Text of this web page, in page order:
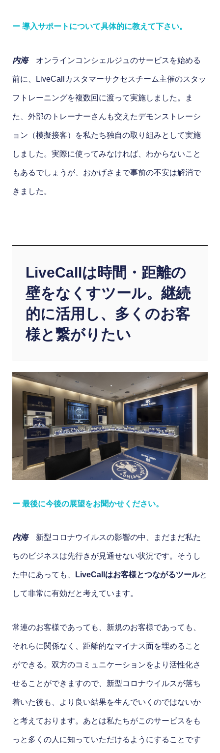
ー 導入サポートについて具体的に教えて下さい。
内海 オンラインコンシェルジュのサービスを始める
前に、LiveCallカスタマーサクセスチーム主催のスタッ
フトレーニングを複数回に渡って実施しました。ま
た、外部のトレーナーさんも交えたデモンストレーシ
ョン（模擬接客）を私たち独自の取り組みとして実施
しました。実際に使ってみなければ、わからないこと
もあるでしょうが、おかげさまで事前の不安は解消で
きました。
LiveCallは時間・距離の
壁をなくすツール。継続
的に活用し、多くのお客
様と繋がりたい
ー 最後に今後の展望をお聞かせください。
内海新型コロナウイルスの影響の中、まだまだ私た
ちのビジネスは先行きが見通せない状況です。そうし
た中にあっても、 LiveCallはお客様とつながるツールと
して非常に有効だと考えています。
常連のお客様であっても、新規のお客様であっても、
それらに関係なく、距離的なマイナス面を埋めること
ができる。双方のコミュニケーションをより活性化さ
せることができますので、新型コロナウイルスが落ち
着いた後も、より良い結果を生んでいくのではないか
と考えております。あとは私たちがこのサービスをも
っと多くの人に知っていただけるようにすることです